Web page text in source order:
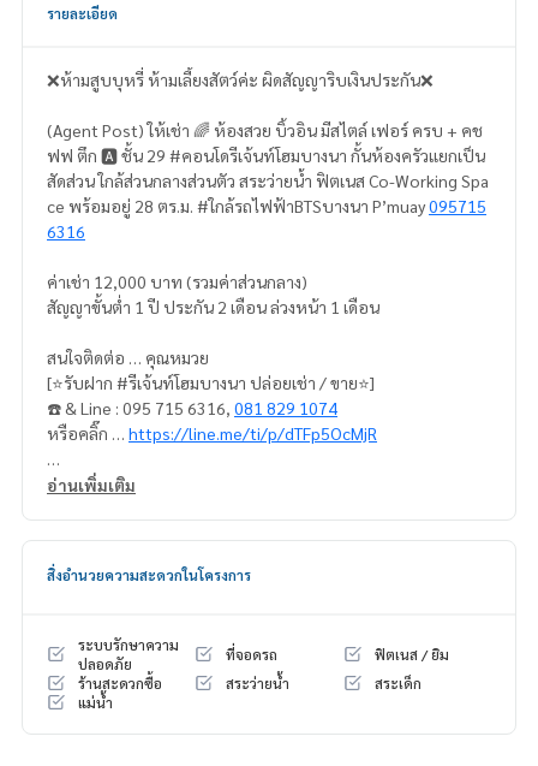
รายละเอียด
❌ห้ามสูบบุหรี่ ห้ามเลี้ยงสัตว์ค่ะ ผิดสัญญาริบเงินประกัน❌
(Agent Post) ให้เช่า 🌈 ห้องสวย บิ้วอิน มีสไตล์ เฟอร์ ครบ + คช
ฟฟ ตึก 🅰️ ชั้น 29 #คอนโดรีเจ้นท์โฮมบางนา กั้นห้องครัวแยกเป็น
สัดส่วน ใกล้ส่วนกลางส่วนตัว สระว่ายน้ำ ฟิตเนส Co-Working Spa
ce พร้อมอยู่ 28 ตร.ม. #ใกล้รถไฟฟ้าBTSบางนา P’muay095715
6316
ค่าเช่า 12,000 บาท (รวมค่าส่วนกลาง)
สัญญาขั้นต่ำ 1 ปี ประกัน 2 เดือน ล่วงหน้า 1 เดือน
สนใจติดต่อ … คุณหมวย
[⭐️รับฝาก #รีเจ้นท์โฮมบางนา ปล่อยเช่า / ขาย⭐️]
☎️ & Line : 095 715 6316, 081 829 1074
หรือคลิ๊ก … https://line.me/ti/p/dTFp5OcMjR
➡️ เวปไซต์ :https://www.mylivinghub.com/list/Condo/All/1
✅️ฉากกั้นกระจก เป็นสัดส่วน
กั้น ห้องครัว + ห้องนั่งเล่น + Walk-in closet
✅️ ชั้นวางรองเท้า บิ้วอิน ใหญ่
✅️ ชั้นวางทีวี บิ้วอิน ( เปิด-ปิด ไฟได้ค่ะ )
✅️ ชั้นวางของ บิ้วอิน
✅️ โซฟา ผ้าหนัง นุ่มสบาย ใหญ่ + บิ้วอินไม้ด้านหลัง ( เปิด-ปิด ไฟไ
ด้ค่ะ )
อ่านเพิ่มเติม
สิ่งอำนวยความสะดวกในโครงการ
ระบบรักษาความ
ปลอดภัย
ที่จอดรถ
ฟิตเนส / ยิม
ร้านสะดวกซื้อ
สระว่ายน้ำ
สระเด็ก
แม่น้ำ